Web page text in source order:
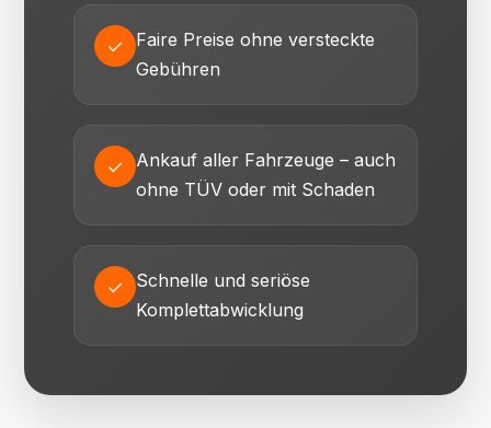
✓
Faire Preise ohne versteckte
Gebühren
✓
Ankauf aller Fahrzeuge – auch
ohne TÜV oder mit Schaden
✓
Schnelle und seriöse
Komplettabwicklung